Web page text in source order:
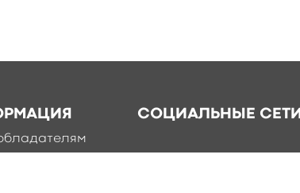
СОЦИАЛЬНЫЕ СЕТИ